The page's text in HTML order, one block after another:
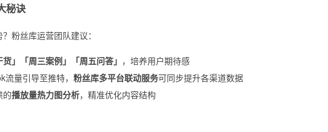
秘诀
粉丝库运营团队建议：
货」「周三案例」「周五问答」 ，培养用户期待感
量引导至推特， 粉丝库多平台联动服务可同步提升各渠道数据
的播放量热力图分析，精准优化内容结构